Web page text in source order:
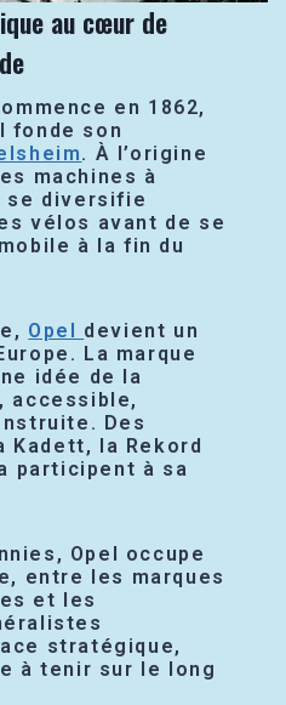
au cœur de
en 1862,
fonde son
. À l’origine
machines à
se diversifie
vélos avant de se
à la fin du
Opel devient un
La marque
idée de la
accessible,
Des
Kadett, la Rekord
participent à sa
Opel occupe
entre les marques
et les
stratégique,
à tenir sur le long